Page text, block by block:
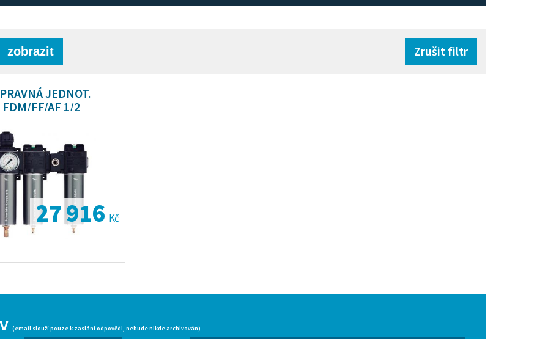
Zrušit filtr
JEDNOT.
FDM/FF/AF 1/2
27 916 Kč
(email slouží pouze k zaslání odpovědi, nebude nikde archivován)